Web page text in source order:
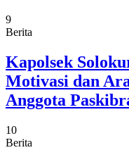
9
Berita
Kapolsek
Motivasi dan
Anggota
10
Berita